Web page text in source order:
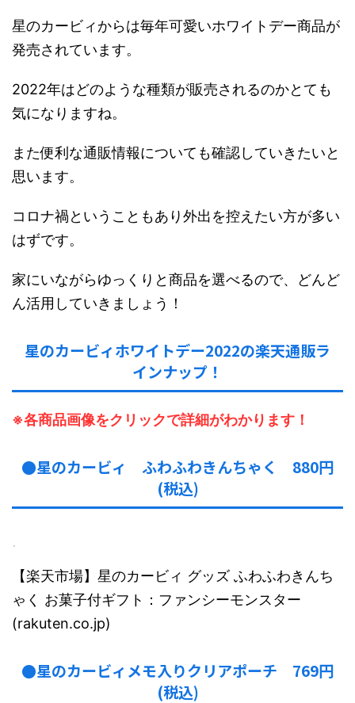
星のカービィからは毎年可愛いホワイトデー商品が
発売されています。
2022年はどのような種類が販売されるのかとても
気になりますね。
また便利な通販情報についても確認していきたいと
思います。
コロナ禍ということもあり外出を控えたい方が多い
はずです。
家にいながらゆっくりと商品を選べるので、どんど
ん活用していきましょう！
星のカービィホワイトデー2022の楽天通販ラ
インナップ！
※各商品画像をクリックで詳細がわかります！
●星のカービィ ふわふわきんちゃく 880円
(税込)
【楽天市場】星のカービィ グッズ ふわふわきんち
ゃく お菓子付ギフト：ファンシーモンスター
(rakuten.co.jp)
●星のカービィメモ入りクリアポーチ 769円
(税込)